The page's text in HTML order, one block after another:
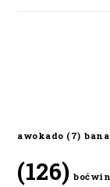
awokado (7)
(126)